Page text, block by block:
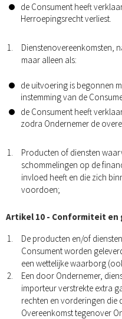
de Consument heeft
Herroepingsrecht verliest.
Dienstenovereenkomsten,
maar alleen als:
de uitvoering is begonnen
instemming van de
de Consument heeft
zodra Ondernemer de
Producten of diensten
schommelingen op de
invloed heeft en die zich
voordoen;
Artikel 10 - Conformiteit en
De producten en/of
Consument worden
een wettelijke waarborg
Een door Ondernemer,
importeur verstrekte extra
rechten en vorderingen die
Overeenkomst tegenover